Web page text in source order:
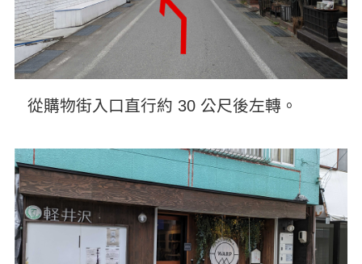
從購物街入口直行約 30 公尺後左轉。